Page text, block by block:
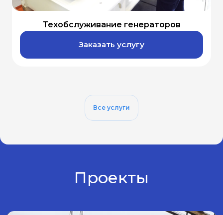
Техобслуживание генераторов
Заказать услугу
Все услуги
Проекты